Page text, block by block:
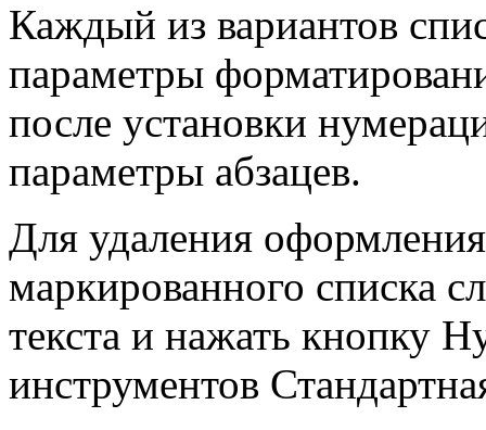
Каждый из вариантов
параметры
после установки
параметры абзацев.
Для удаления
маркированного списка
текста и нажать кнопку
инструментов